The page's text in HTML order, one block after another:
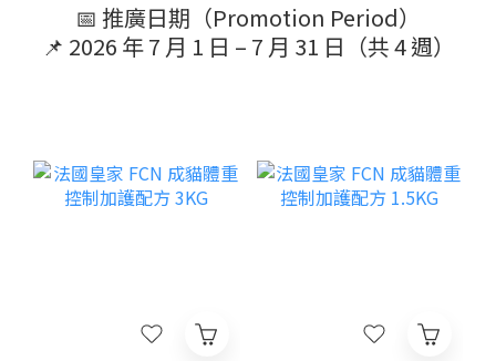
📅 推廣日期（Promotion Period）
📌 2026 年 7 月 1 日 – 7 月 31 日（共 4 週）